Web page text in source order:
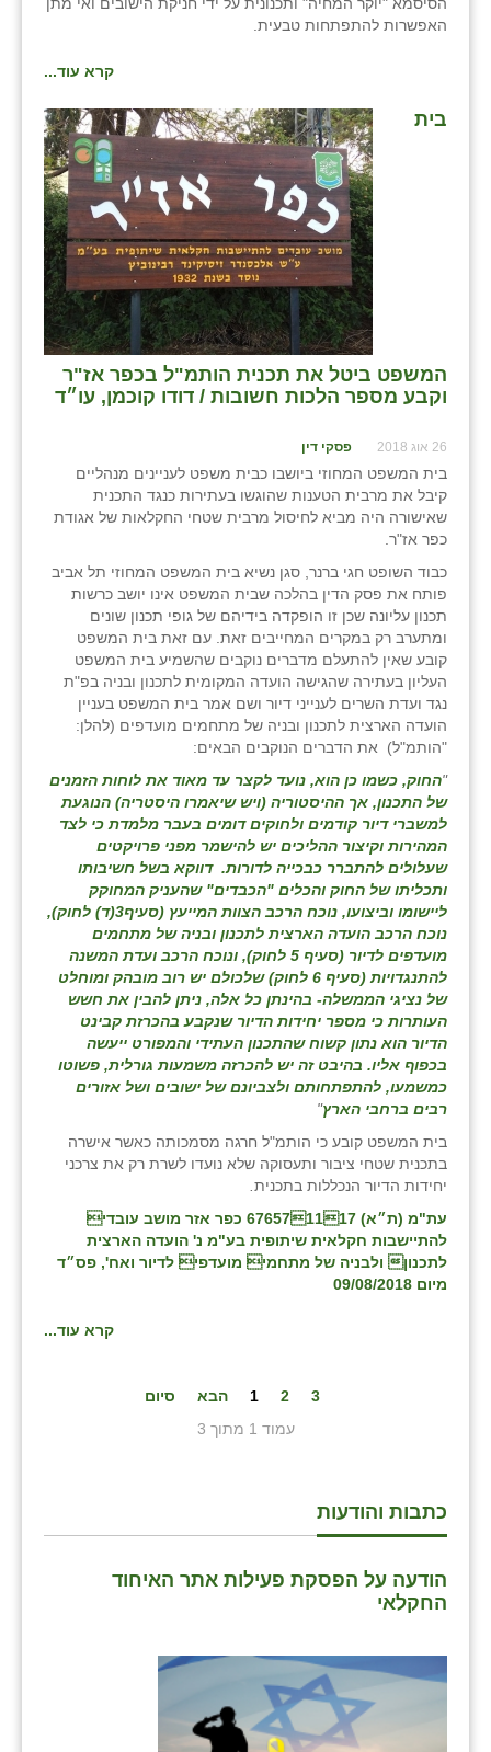
האפשרות להתפתחות טבעית.
קרא עוד...
בית
המשפט ביטל את תכנית הותמ"ל בכפר אז"ר
וקבע מספר הלכות חשובות / דודו קוכמן, עו״ד
26 אוג 2018 פסקי דין
בית המשפט המחוזי ביושבו כבית משפט לעניינים מנהליים
קיבל את מרבית הטענות שהוגשו בעתירות כנגד התכנית
שאישורה היה מביא לחיסול מרבית שטחי החקלאות של אגודת
כפר אז"ר.
כבוד השופט חגי ברנר, סגן נשיא בית המשפט המחוזי תל אביב
פותח את פסק הדין בהלכה שבית המשפט אינו יושב כרשות
תכנון עליונה שכן זו הופקדה בידיהם של גופי תכנון שונים
ומתערב רק במקרים המחייבים זאת. עם זאת בית המשפט
קובע שאין להתעלם מדברים נוקבים שהשמיע בית המשפט
העליון בעתירה שהגישה הועדה המקומית לתכנון ובניה בפ"ת
נגד ועדת השרים לענייני דיור ושם אמר בית המשפט בעניין
הועדה הארצית לתכנון ובניה של מתחמים מועדפים (להלן:
"הותמ"ל) את הדברים הנוקבים הבאים:
"החוק, כשמו כן הוא, נועד לקצר עד מאוד את לוחות הזמנים
של התכנון, אך ההיסטוריה (ויש שיאמרו היסטריה) הנוגעת
למשברי דיור קודמים ולחוקים דומים בעבר מלמדת כי לצד
המהירות וקיצור ההליכים יש להישמר מפני פרויקטים
שעלולים להתברר כבכייה לדורות. דווקא בשל חשיבותו
ותכליתו של החוק והכלים "הכבדים" שהעניק המחוקק
ליישומו וביצועו, נוכח הרכב הצוות המייעץ (סעיף3(ד) לחוק),
נוכח הרכב הועדה הארצית לתכנון ובניה של מתחמים
מועדפים לדיור (סעיף 5 לחוק), ונוכח הרכב ועדת המשנה
להתנגדויות (סעיף 6 לחוק) שלכולם יש רוב מובהק ומוחלט
של נציגי הממשלה- בהינתן כל אלה, ניתן להבין את חשש
העותרות כי מספר יחידות הדיור שנקבע בהכרזת קבינט
הדיור הוא נתון קשוח שהתכנון העתידי והמפורט ייעשה
בכפוף אליו. בהיבט זה יש להכרזה משמעות גורלית, פשוטו
כמשמעו, להתפתחותם ולצביונם של ישובים ושל אזורים
רבים ברחבי הארץ"
בית המשפט קובע כי הותמ"ל חרגה מסמכותה כאשר אישרה
בתכנית שטחי ציבור ותעסוקה שלא נועדו לשרת רק את צרכני
יחידות הדיור הנכללות בתכנית
עת"מ (ת״א) 676571117 כפר אזר מושב עובדי
להתיישבות חקלאית שיתופית בע"מ נ' הועדה הארצית
לתכנון ולבניה של מתחמי מועדפי לדיור ואח', פס״ד
מיום 09/08/2018
קרא עוד...
1 2 3 הבא
סיום
עמוד 1 מתוך 3
כתבות והודעות
הודעה על הפסקת פעילות אתר האיחוד
החקלאי